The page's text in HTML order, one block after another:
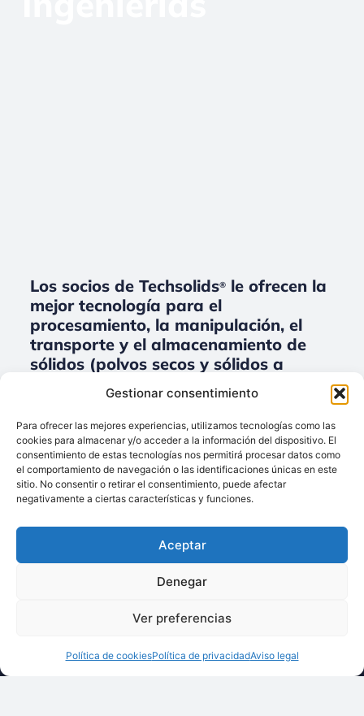
Gestionar consentimiento
Para ofrecer las mejores experiencias, utilizamos tecnologías como las
cookies para almacenar y/o acceder a la información del dispositivo. El
consentimiento de estas tecnologías nos permitirá procesar datos como
el comportamiento de navegación o las identificaciones únicas en este
sitio. No consentir o retirar el consentimiento, puede afectar
negativamente a ciertas características y funciones.
Aceptar
Denegar
Ver preferencias
Política de cookiesPolítica de privacidadAviso legal
Los socios de Techsolids®le ofrecen la
mejor tecnología para el
procesamiento, la manipulación, el
transporte y el almacenamiento de
sólidos (polvos secos y sólidos a
granel) para Ingenierías.
Techsolids®está
empresas que
servicios para el
procesamiento de
Llámenos:
+34 93 238 68 68
Dónde estamos:
C/ Francisco Giner,
08012 Barcelona
Escríbanos:
info@techsolids.com
Síganos en redes